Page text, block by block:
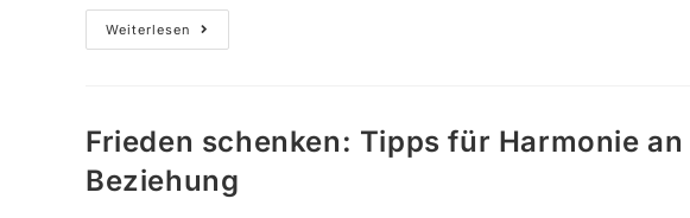
Weiterlesen
Frieden schenken: Tipps für Harmonie
Beziehung